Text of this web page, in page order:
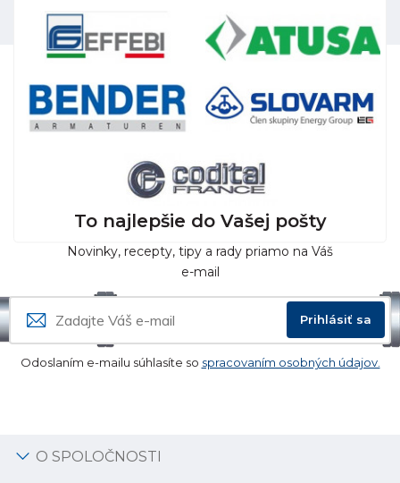
To najlepšie do Vašej pošty
Novinky, recepty, tipy a rady priamo na Váš
e-mail
Prihlásiť sa
Odoslaním e-mailu súhlasíte so spracovaním osobných údajov.
O SPOLOČNOSTI